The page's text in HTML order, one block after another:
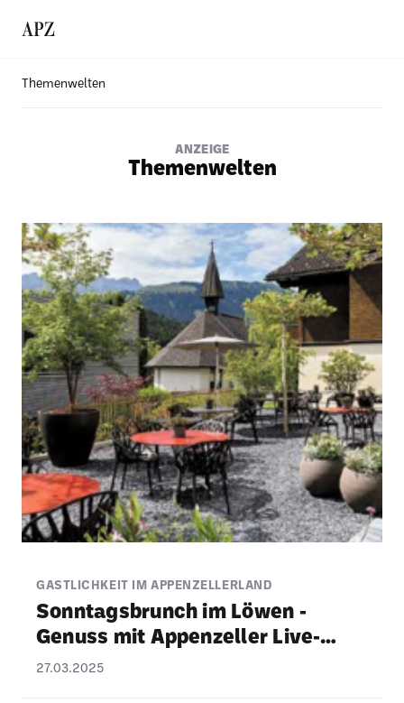
Themenwelten
ANZEIGE
Themenwelten
GASTLICHKEIT IM APPENZELLERLAND
Sonn­tags­brunch im Löwen -
Genuss mit Appen­zeller Live-
Musik
27.03.2025